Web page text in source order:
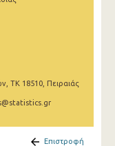
ΤΚ 18510, Πειραιάς
Επιστροφή